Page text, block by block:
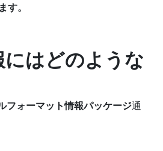
す。
はどのような
フォーマット情報パッケージ通